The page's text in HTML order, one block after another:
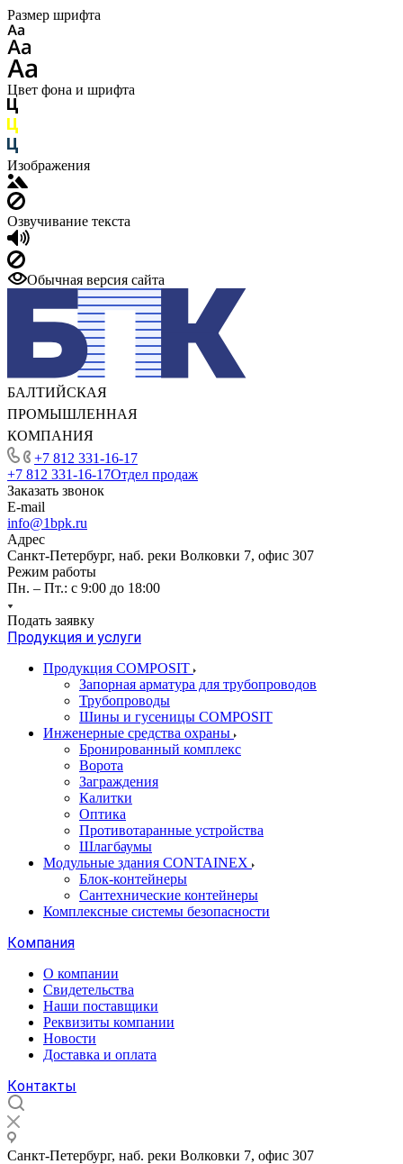
Размер шрифта
Цвет фона и шрифта
Изображения
Озвучивание текста
Обычная версия сайта
БАЛТИЙСКАЯ
ПРОМЫШЛЕННАЯ
КОМПАНИЯ
+7 812 331-16-17
+7 812 331-16-17Отдел продаж
Заказать звонок
E-mail
info@1bpk.ru
Адрес
Санкт-Петербург, наб. реки Волковки 7, офис 307
Режим работы
Пн. – Пт.: с 9:00 до 18:00
Подать заявку
Продукция и услуги
Продукция COMPOSIT
Запорная арматура для трубопроводов
Трубопроводы
Шины и гусеницы COMPOSIT
Инженерные средства охраны
Бронированный комплекс
Ворота
Заграждения
Калитки
Оптика
Противотаранные устройства
Шлагбаумы
Модульные здания CONTAINEX
Блок-контейнеры
Сантехнические контейнеры
Комплексные системы безопасности
Компания
О компании
Свидетельства
Наши поставщики
Реквизиты компании
Новости
Доставка и оплата
Контакты
Санкт-Петербург, наб. реки Волковки 7, офис 307